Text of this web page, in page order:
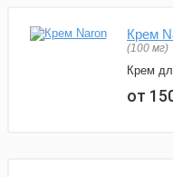
Крем
(100 мг)
Крем
от